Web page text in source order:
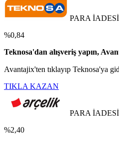
PARA İADESİ
%0,84
Teknosa'dan alışveriş yapın,
Avantajix'ten tıklayıp Teknosa'ya
TIKLA KAZAN
PARA İADESİ
%2,40